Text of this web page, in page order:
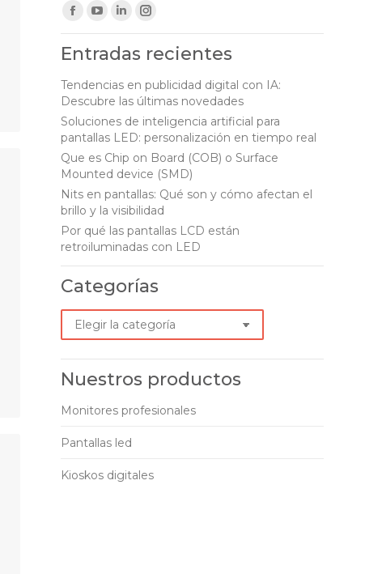
Find us on:
Facebook
opens
in
new
window
YouTube
opens
in
new
window
Linkedin
opens
in
new
window
Instagram
opens
in
new
window
Entradas recientes
Tendencias en publicidad digital con IA:
Descubre las últimas novedades
Soluciones de inteligencia artificial para
pantallas LED: personalización en tiempo real
Que es Chip on Board (COB) o Surface
Mounted device (SMD)
Nits en pantallas: Qué son y cómo afectan el
brillo y la visibilidad
Por qué las pantallas LCD están
retroiluminadas con LED
Categorías
Categorías
Nuestros productos
Monitores profesionales
Pantallas led
Kioskos digitales